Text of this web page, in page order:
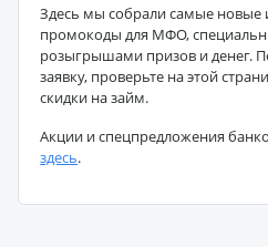
Здесь мы собрали самые новые
промокоды для МФО,
розыгрышами призов и денег.
заявку, проверьте на этой
скидки на займ.
Акции и спецпредложения
здесь.